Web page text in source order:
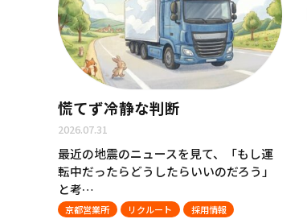
慌てず冷静な判断
2026.07.31
最近の地震のニュースを見て、「もし運
転中だったらどうしたらいいのだろう」
と考…
京都営業所 リクルート
採用情報